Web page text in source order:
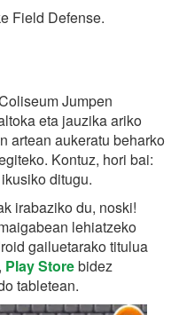
Field Defense.
Jumpen
eta jauzika ariko
artean aukeratu beharko
Kontuz, hori bai:
ditugu.
irabaziko du, noski!
lehiatzeko
gailuetarako titulua
Play Storebidez
tabletean.